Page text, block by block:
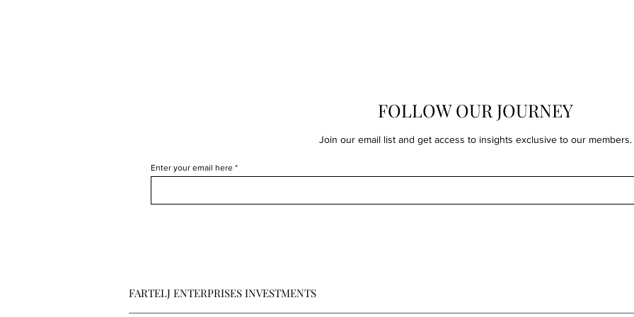
FOLLOW OUR JOURNEY
Join our email list and get access to insights exclusive to our members.
Enter your email here
FARTELJ ENTERPRISES INVESTMENTS